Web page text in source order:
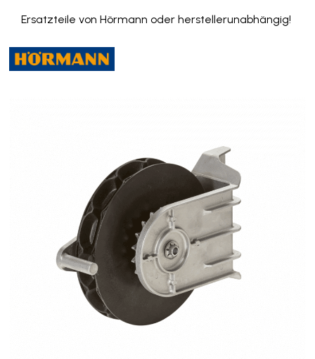
Ersatzteile von Hörmann oder herstellerunabhängig!